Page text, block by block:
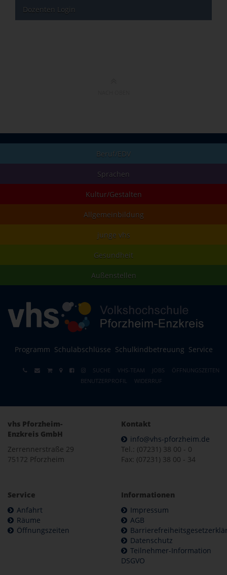
Dozenten Login
Beruf/EDV
Sprachen
Kultur/Gestalten
Allgemeinbildung
junge vhs
Gesundheit
Außenstellen
Programm Schulabschlüsse Schulkindbetreuung Service
SUCHE VHS-TEAM JOBS
ÖFFNUNGSZEITEN
BENUTZERPROFIL
WIDERRUF
vhs Pforzheim-
Enzkreis GmbH
Zerrennerstraße 29
75172 Pforzheim
Kontakt
info@vhs-pforzheim.de
Tel.: (07231) 38 00 - 0
Fax: (07231) 38 00 - 34
Service
Anfahrt
Räume
Öffnungszeiten
Informationen
Impressum
AGB
Datenschutz
Teilnehmer-Information
DSGVO